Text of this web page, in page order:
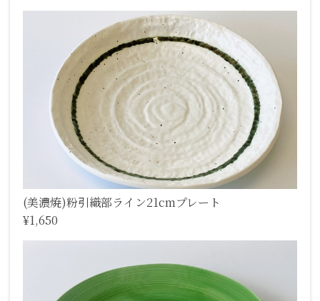
(美濃焼)粉引織部ライン21cmプレート
¥1,650